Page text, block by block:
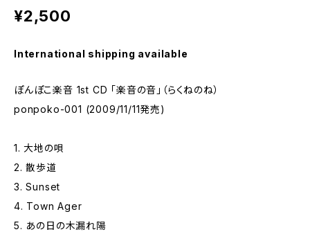
¥2,500
International shipping available
ぽんぽこ楽音 1st CD 「楽音の音」（らくねのね）
ponpoko-001 (2009/11/11発売)
1. 大地の唄
2. 散歩道
3. Sunset
4. Town Ager
5. あの日の木漏れ陽